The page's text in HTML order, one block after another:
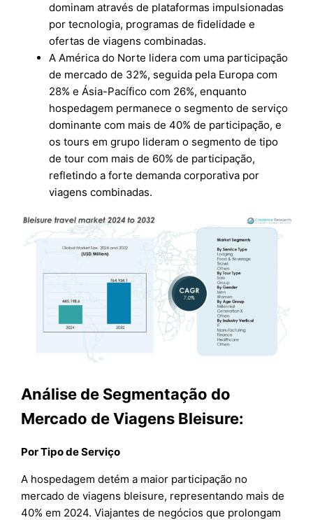
dominam através de plataformas impulsionadas
por tecnologia, programas de fidelidade e
ofertas de viagens combinadas.
A América do Norte lidera com uma participação
de mercado de 32%, seguida pela Europa com
28% e Ásia-Pacífico com 26%, enquanto
hospedagem permanece o segmento de serviço
dominante com mais de 40% de participação, e
os tours em grupo lideram o segmento de tipo
de tour com mais de 60% de participação,
refletindo a forte demanda corporativa por
viagens combinadas.
Análise de Segmentação do
Mercado de Viagens Bleisure:
PorTipo de Serviço
A hospedagem detém a maior participação no
mercado de viagens bleisure, representando mais de
40% em 2024. Viajantes de negócios que prolongam